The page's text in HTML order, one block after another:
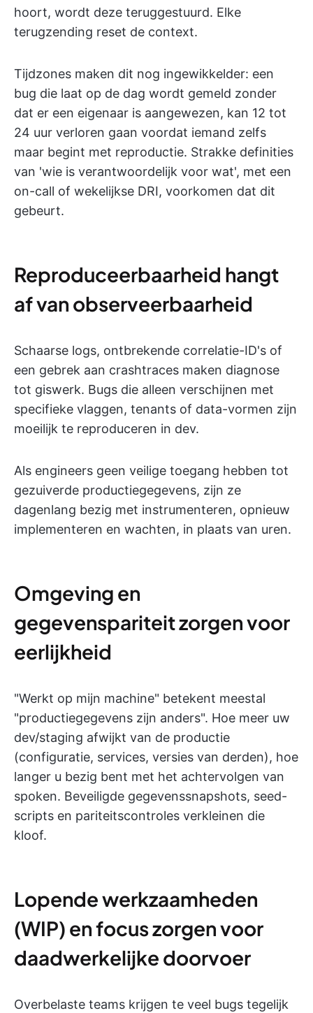
hoort, wordt deze teruggestuurd. Elke
terugzending reset de context.
Tijdzones maken dit nog ingewikkelder: een
bug die laat op de dag wordt gemeld zonder
dat er een eigenaar is aangewezen, kan 12 tot
24 uur verloren gaan voordat iemand zelfs
maar begint met reproductie. Strakke definities
van 'wie is verantwoordelijk voor wat', met een
on-call of wekelijkse DRI, voorkomen dat dit
gebeurt.
Reproduceerbaarheid hangt
af van observeerbaarheid
Schaarse logs, ontbrekende correlatie-ID's of
een gebrek aan crashtraces maken diagnose
tot giswerk. Bugs die alleen verschijnen met
specifieke vlaggen, tenants of data-vormen zijn
moeilijk te reproduceren in dev.
Als engineers geen veilige toegang hebben tot
gezuiverde productiegegevens, zijn ze
dagenlang bezig met instrumenteren, opnieuw
implementeren en wachten, in plaats van uren.
Omgeving en
gegevenspariteit zorgen voor
eerlijkheid
"Werkt op mijn machine" betekent meestal
"productiegegevens zijn anders". Hoe meer uw
dev/staging afwijkt van de productie
(configuratie, services, versies van derden), hoe
langer u bezig bent met het achtervolgen van
spoken. Beveiligde gegevenssnapshots, seed-
scripts en pariteitscontroles verkleinen die
kloof.
Lopende werkzaamheden
(WIP) en focus zorgen voor
daadwerkelijke doorvoer
Overbelaste teams krijgen te veel bugs tegelijk